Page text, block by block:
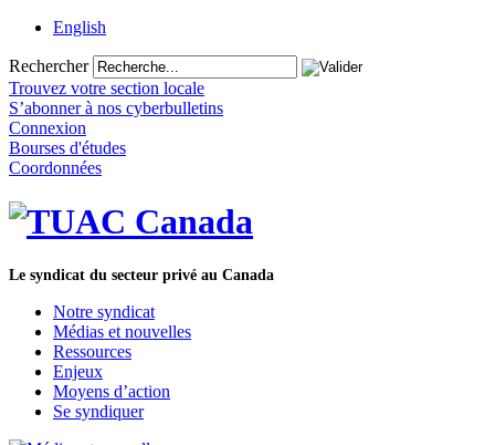
English
Rechercher
Trouvez votre section locale
S’abonner à nos cyberbulletins
Connexion
Bourses d'études
Coordonnées
Le syndicat du secteur privé au Canada
Notre syndicat
Médias et nouvelles
Ressources
Enjeux
Moyens d’action
Se syndiquer